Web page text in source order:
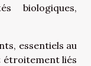
biologiques,
essentiels au
étroitement liés